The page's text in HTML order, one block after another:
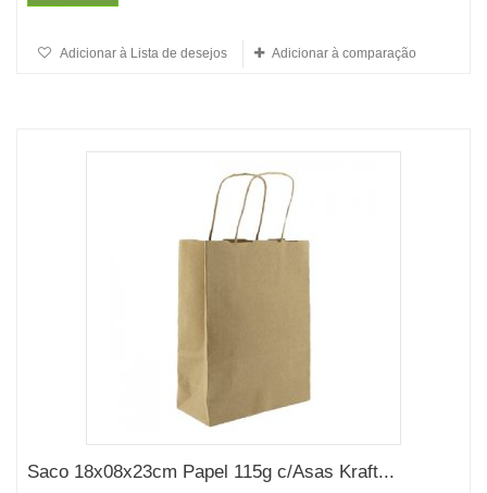
Adicionar à Lista de desejos Adicionar à comparação
Saco 18x08x23cm Papel 115g c/Asas Kraft...